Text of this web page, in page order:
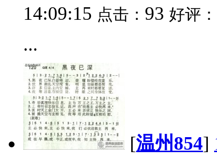
14:09:15 点击： 93 好评：
...
[温州854]